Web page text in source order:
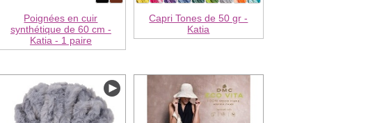
Poignées en cuir
synthétique de 60 cm -
Katia - 1 paire
Capri Tones de 50 gr -
Katia